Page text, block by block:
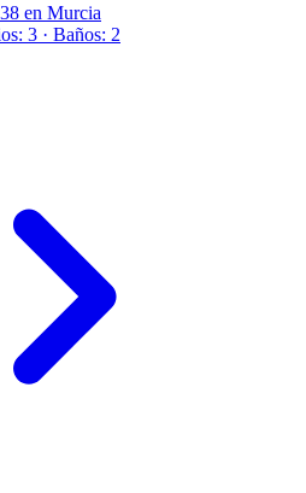
en Murcia
3 · Baños: 2